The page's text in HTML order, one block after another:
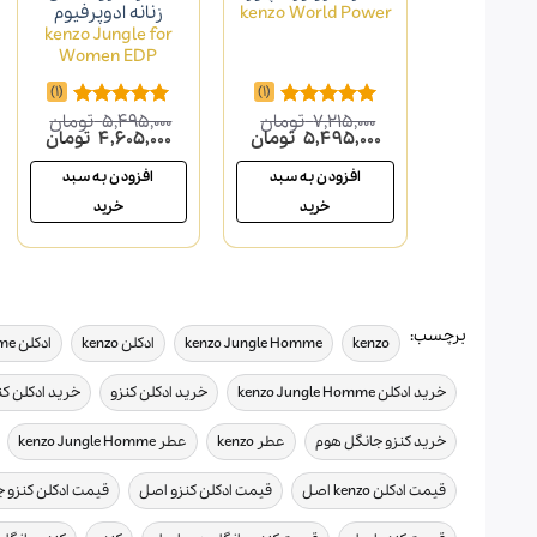
kenzo World Power
امتیاز5.00
از 5
(1)
7,215,000 تومان
قیمت
اصلی
7,215,000 تومان
بود.
5,495,000 تومان
5,495,000 تومان
افزودن به سبد
خرید
زنانه ادوپرفیوم
kenzo Jungle for
Women EDP
امتیاز5.00
از 5
(1)
5,495,000 تومان
قیمت
اصلی
5,495,000 تومان
بود.
4,605,000 تومان
افزودن به سبد
خرید
برچسب: kenzo
,
kenzo Jungle Homme
, ادکلن kenzo , ادکلن kenzo Jungle Homme
خرید ادکلن kenzo Jungle Homme , خرید ادکلن کنزو , خرید ادکلن
خرید کنزو جانگل هوم , عطر kenzo , عطر kenzo Jungle Homme ,
قیمت ادکلن kenzo اصل , قیمت ادکلن کنزو اصل , قیمت ادکلن